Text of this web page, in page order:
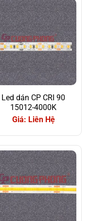
Led dán CP CRI 90
15012-4000K
Giá: Liên Hệ